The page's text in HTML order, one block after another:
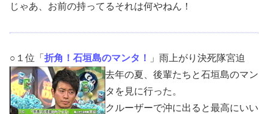
じゃあ、お前の持ってるそれは何やねん！
○１位「 折角！石垣島のマンタ！
」雨上がり決死隊宮迫
去年の夏、後輩たちと石垣島のマン
タを見に行った。
クルーザーで沖に出ると最高にいい